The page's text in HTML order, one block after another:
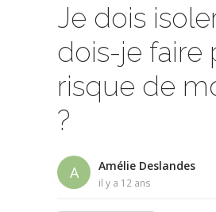
Je dois
dois-je faire
risque de
?
A Amélie Deslandes
il y a 12 ans